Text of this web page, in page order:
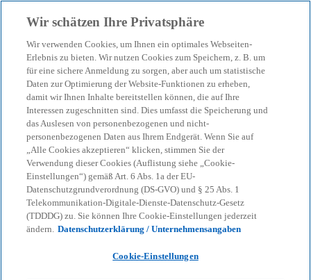
menu search
Unser Blog – Insights für
Ihre nächsten
Entscheidungen
Wir helfen Ihnen, den Überblick zu behalten
bei geopolitischen Verschiebungen, neuen
Wir schätzen Ihre Privatsphäre
Wir verwenden Cookies, um Ihnen ein optimales Webseiten-
Erlebnis zu bieten. Wir nutzen Cookies zum Speichern, z. B. um
für eine sichere Anmeldung zu sorgen, aber auch um statistische
Daten zur Optimierung der Website-Funktionen zu erheben,
damit wir Ihnen Inhalte bereitstellen können, die auf Ihre
Interessen zugeschnitten sind. Dies umfasst die Speicherung und
das Auslesen von personenbezogenen und nicht-
personenbezogenen Daten aus Ihrem Endgerät. Wenn Sie auf
„Alle Cookies akzeptieren“ klicken, stimmen Sie der
Verwendung dieser Cookies (Auflistung siehe „Cookie-
Einstellungen“) gemäß Art. 6 Abs. 1a der EU-
Datenschutzgrundverordnung (DS-GVO) und § 25 Abs. 1
Telekommunikation-Digitale-Dienste-Datenschutz-Gesetz
(TDDDG) zu. Sie können Ihre Cookie-Einstellungen jederzeit
ändern. Datenschutzerklärung / Unternehmensangaben
Cookie-Einstellungen